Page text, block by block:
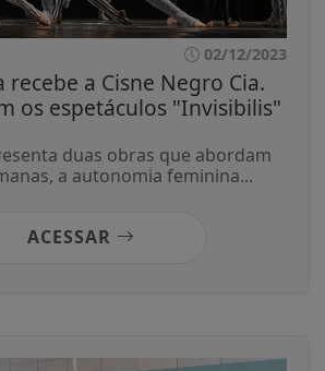
02/12/2023
recebe a Cisne Negro Cia.
os espetáculos "Invisibilis"
duas obras que abordam
a autonomia feminina...
ACESSAR